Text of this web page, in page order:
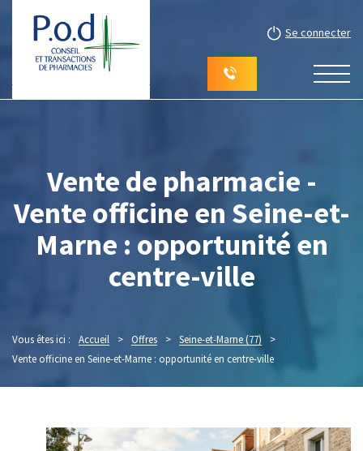
Se connecter
Vente de pharmacie -
Vente officine en Seine-et-
Marne : opportunité en
centre-ville
Vous êtes ici : Accueil > Offres > Seine-et-Marne (77)
>
Vente officine en Seine-et-Marne : opportunité en centre-ville